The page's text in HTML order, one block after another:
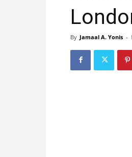
By Jamaal A. Yonis -